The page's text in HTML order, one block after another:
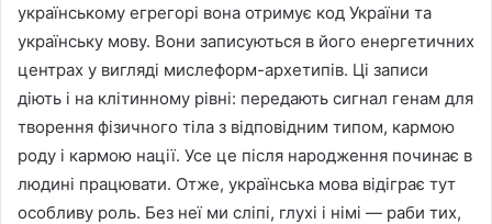
українському егрегорі вона отримує код України та
українську мову. Вони записуються в його енергетичних
центрах у вигляді мислеформ-архетипів. Ці записи
діють і на клітинному рівні: передають сигнал генам для
творення фізичного тіла з відповідним типом, кармою
роду і кармою нації. Усе це після народження починає в
людині працювати. Отже, українська мова відіграє тут
особливу роль. Без неї ми сліпі, глухі і німі — раби тих,